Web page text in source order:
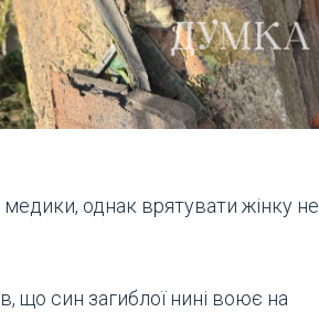
однак врятувати жінку не
що син загиблої нині воює на